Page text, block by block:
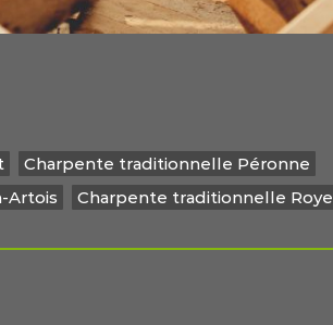
Charpente traditionnelle Péronne
Artois
Charpente traditionnelle Roye